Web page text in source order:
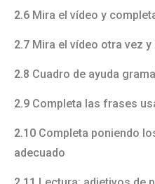
2.6 Mira el vídeo y
2.7 Mira el vídeo otra vez
2.8 Cuadro de ayuda
2.9 Completa las frases
2.10 Completa poniendo
adecuado